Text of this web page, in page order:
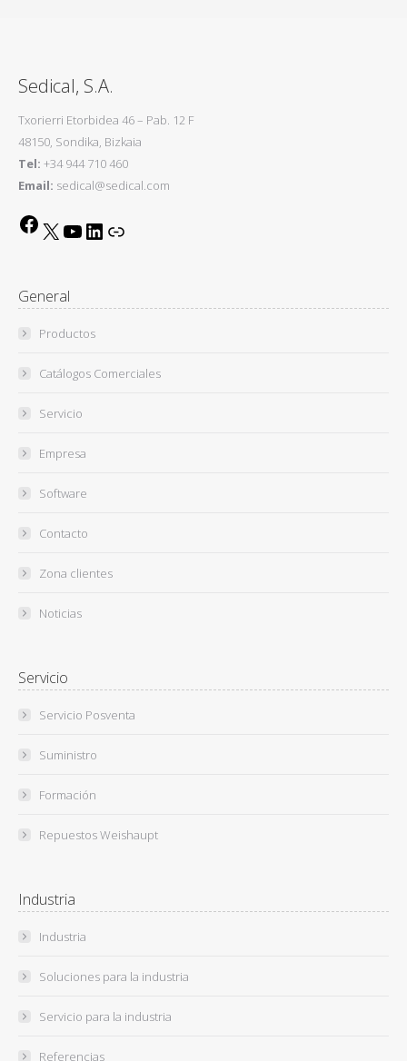
Sedical, S.A.
Txorierri Etorbidea 46 – Pab. 12 F
48150, Sondika, Bizkaia
Tel: +34 944 710 460
Email: sedical@sedical.com
Facebook
X YouTubeLinkedIn
General
Productos
Catálogos Comerciales
Servicio
Empresa
Software
Contacto
Zona clientes
Noticias
Servicio
Servicio Posventa
Suministro
Formación
Repuestos Weishaupt
Industria
Industria
Soluciones para la industria
Servicio para la industria
Referencias